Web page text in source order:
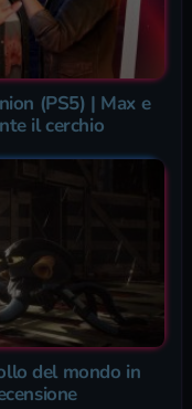
(PS5) | Max e
il cerchio
del mondo in